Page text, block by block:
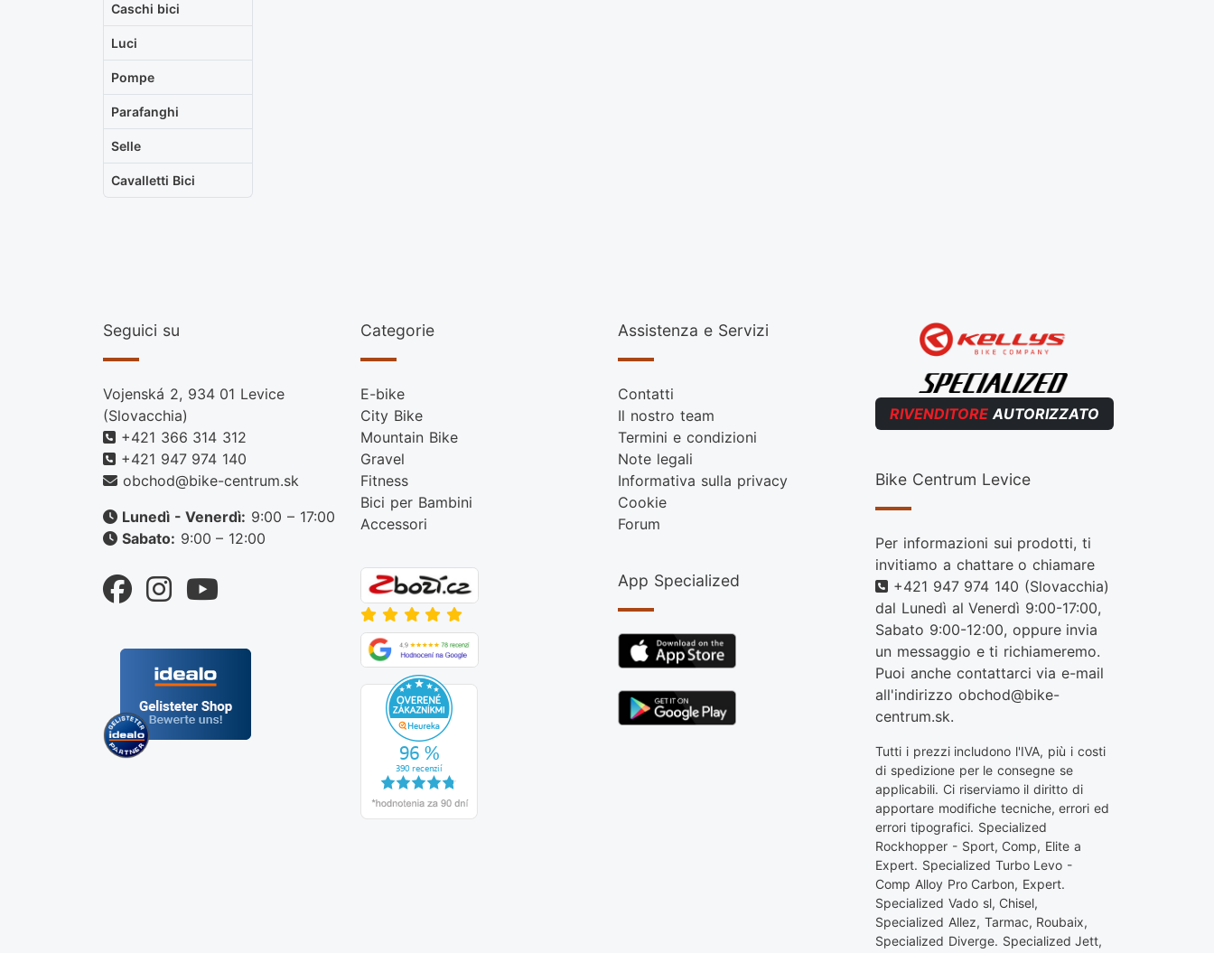
Caschi bici
Luci
Pompe
Parafanghi
Selle
Cavalletti Bici
Seguici su
Vojenská 2, 934 01 Levice
(Slovacchia)
+421 366 314 312
+421 947 974 140
obchod@bike-centrum.sk
Lunedì - Venerdì: 9:00 – 17:00
Sabato: 9:00 – 12:00
Categorie
E-bike
City Bike
Mountain Bike
Gravel
Fitness
Bici per Bambini
Accessori
Assistenza e Servizi
Contatti
Il nostro team
Termini e condizioni
Note legali
Informativa sulla privacy
Cookie
Forum
App Specialized
RIVENDITORE AUTORIZZATO
Bike Centrum Levice
Per informazioni sui prodotti, ti
invitiamo a chattare o chiamare
Telefono
+421 947 974 140 (Slovacchia)
dal Lunedì al Venerdì 9:00-17:00,
Sabato 9:00-12:00, oppure invia
un messaggio e ti richiameremo.
Puoi anche contattarci via e-mail
all'indirizzo obchod@bike-
centrum.sk.
Tutti i prezzi includono l'IVA, più i costi
di spedizione per le consegne se
applicabili. Ci riserviamo il diritto di
apportare modifiche tecniche, errori ed
errori tipografici. Specialized
Rockhopper - Sport, Comp, Elite a
Expert. Specialized Turbo Levo -
Comp Alloy Pro Carbon, Expert.
Specialized Vado sl, Chisel,
Specialized Allez, Tarmac, Roubaix,
Specialized Diverge. Specialized Jett,